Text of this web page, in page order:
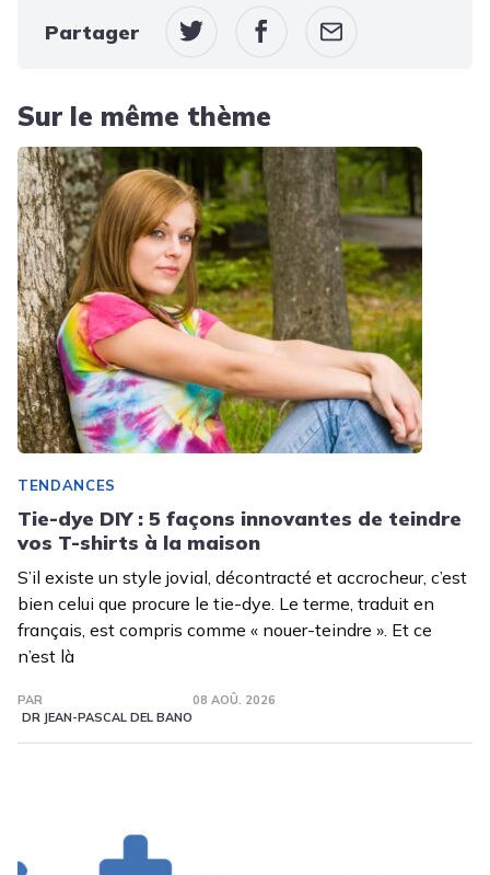
Partager
Sur le même thème
TENDANCES
Tie-dye DIY : 5 façons innovantes de teindre
vos T-shirts à la maison
S’il existe un style jovial, décontracté et accrocheur, c’est
bien celui que procure le tie-dye. Le terme, traduit en
français, est compris comme « nouer-teindre ». Et ce
n’est là
PAR
DR JEAN-PASCAL DEL BANO
08 AOÛ. 2026